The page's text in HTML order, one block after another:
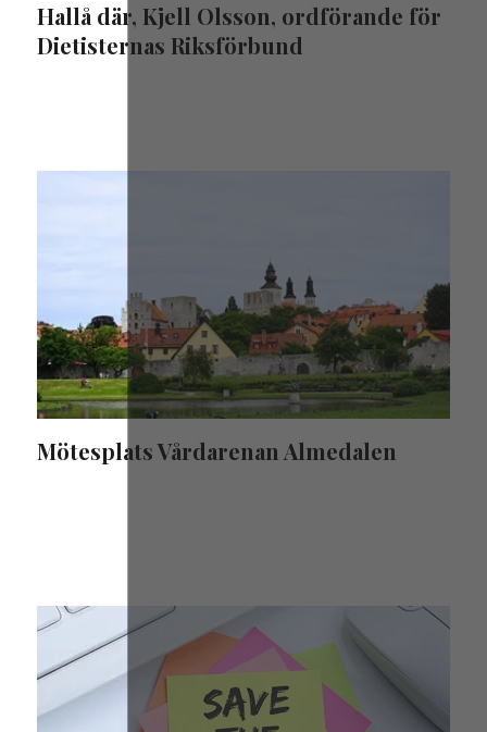
Hallå där, Kjell Olsson, ordförande för
Dietisternas Riksförbund
Mötesplats Vårdarenan Almedalen